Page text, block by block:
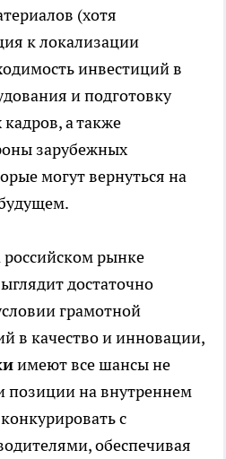
(хотя
к локализации
инвестиций в
и подготовку
а также
зарубежных
могут вернуться на
рынке
достаточно
грамотной
в качество и инновации,
имеют все шансы не
позиции на внутреннем
с
обеспечивая